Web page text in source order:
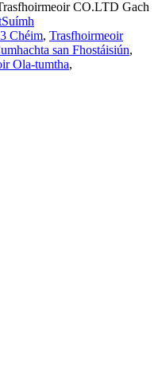
CO.LTD Gach
Chéim, Trasfhoirmeoir
san Fhostáisiún,
Ola-tumtha,